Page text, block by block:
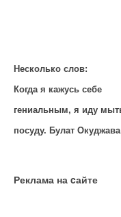
Несколько слов:
Когда я кажусь себе
гениальным, я иду
посуду. Булат Окуджава
Реклама на cайте